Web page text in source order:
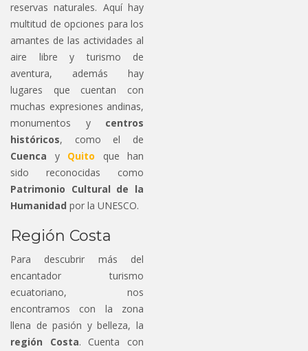
reservas naturales. Aquí hay
multitud de opciones para los
amantes de las actividades al
aire libre y turismo de
aventura, además hay
lugares que cuentan con
muchas expresiones andinas,
monumentos y centros
históricos, como el de
Cuenca y Quito
que han
sido reconocidas como
Patrimonio Cultural de la
Humanidad por la UNESCO.
Región Costa
Para descubrir más del
encantador turismo
ecuatoriano, nos
encontramos con la zona
llena de pasión y belleza, la
región Costa. Cuenta con